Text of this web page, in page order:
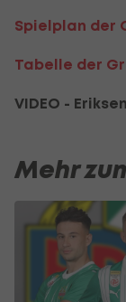
Spielplan der
Tabelle der
VIDEO -
Mehr